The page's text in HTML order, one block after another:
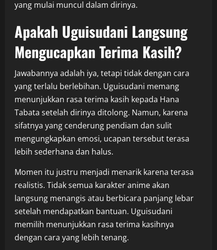
yang mulai muncul dalam dirinya.
Apakah Uguisudani Langsung
Mengucapkan Terima Kasih?
Jawabannya adalah iya, tetapi tidak dengan cara
yang terlalu berlebihan. Uguisudani memang
menunjukkan rasa terima kasih kepada Hana
Tabata setelah dirinya ditolong. Namun, karena
sifatnya yang cenderung pendiam dan sulit
mengungkapkan emosi, ucapan tersebut terasa
lebih sederhana dan halus.
Momen itu justru menjadi menarik karena terasa
realistis. Tidak semua karakter anime akan
langsung menangis atau berbicara panjang lebar
setelah mendapatkan bantuan. Uguisudani
memilih menunjukkan rasa terima kasihnya
dengan cara yang lebih tenang.